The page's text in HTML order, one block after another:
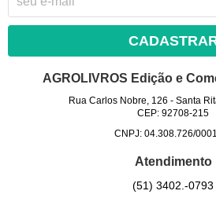
AGROLIVROS Edição e
Rua Carlos Nobre, 126 - Santa
CEP: 92708-215
CNPJ: 04.308.726/
Atendimento
(51) 3402.-0793